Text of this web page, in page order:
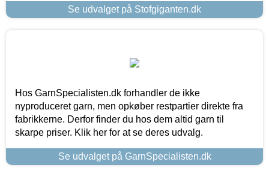
Se udvalget på Stofgiganten.dk
Hos GarnSpecialisten.dk forhandler de ikke
nyproduceret garn, men opkøber restpartier direkte fra
fabrikkerne. Derfor finder du hos dem altid garn til
skarpe priser. Klik her for at se deres udvalg.
Se udvalget på GarnSpecialisten.dk